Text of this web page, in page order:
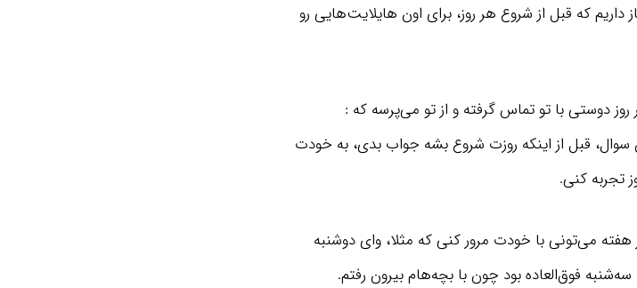
داریم که قبل از شروع هر روز، برای اون هایلایت‌هایی رو
دوستی با تو تماس گرفته و از تو می‌پرسه که :
سوال، قبل از اینکه روزت شروع بشه جواب بدی، به خودت
تجربه کنی.
می‌تونی با خودت مرور کنی که مثلا، وای دوشنبه
فوق‌العاده بود چون با بچه‌هام بیرون رفتم.